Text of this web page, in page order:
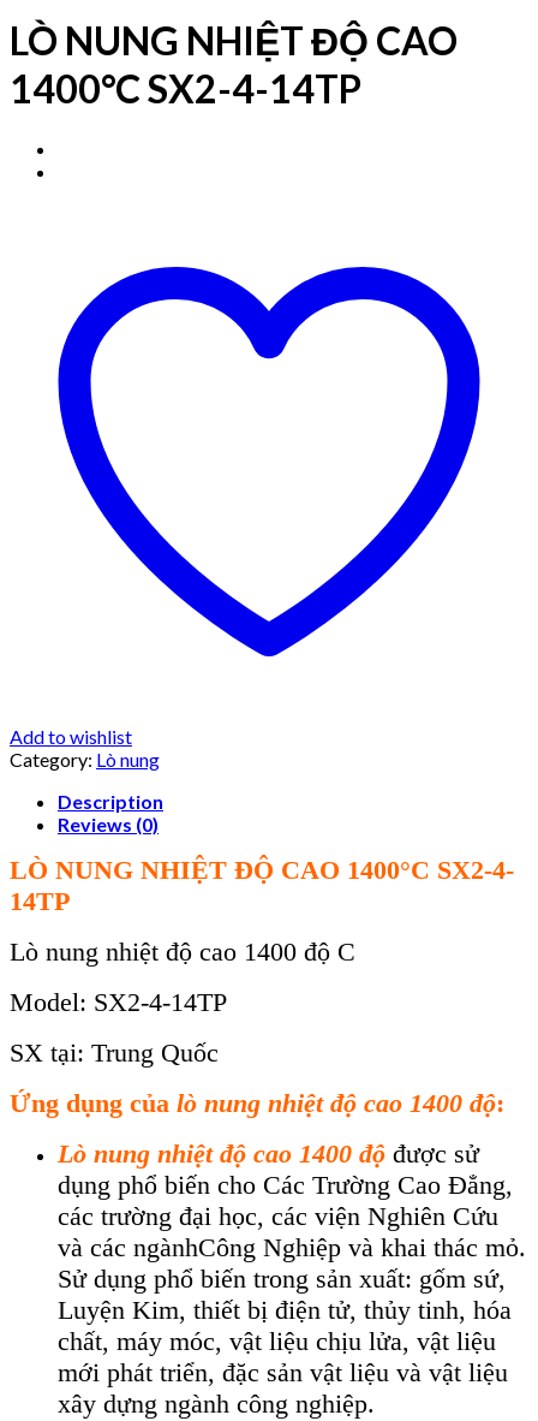
LÒ NUNG NHIỆT ĐỘ CAO
1400°C SX2-4-14TP
Add to wishlist
Category: Lò nung
Description
Reviews (0)
LÒ NUNG NHIỆT ĐỘ CAO 1400°C SX2-4-
14TP
Lò nung nhiệt độ cao 1400 độ C
Model: SX2-4-14TP
SX tại: Trung Quốc
Ứng dụng của lò nung nhiệt độ cao 1400 độ:
Lò nung nhiệt độ cao 1400 độ được sử
dụng phổ biến cho Các Trường Cao Đẳng,
các trường đại học, các viện Nghiên Cứu
và các ngànhCông Nghiệp và khai thác mỏ.
Sử dụng phổ biến trong sản xuất: gốm sứ,
Luyện Kim, thiết bị điện tử, thủy tinh, hóa
chất, máy móc, vật liệu chịu lửa, vật liệu
mới phát triển, đặc sản vật liệu và vật liệu
xây dựng ngành công nghiệp.